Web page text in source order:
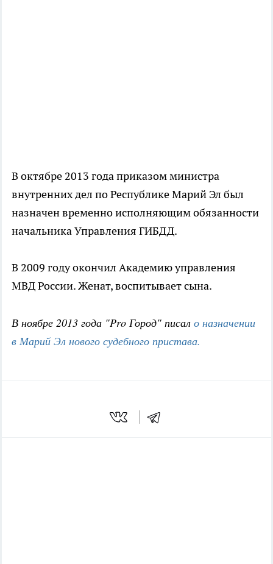
В октябре 2013 года приказом министра
внутренних дел по Республике Марий Эл был
назначен временно исполняющим обязанности
начальника Управления ГИБДД.
В 2009 году окончил Академию управления
МВД России. Женат, воспитывает сына.
В ноябре 2013 года "Pro Город" писал о назначении
в Марий Эл нового судебного пристава.